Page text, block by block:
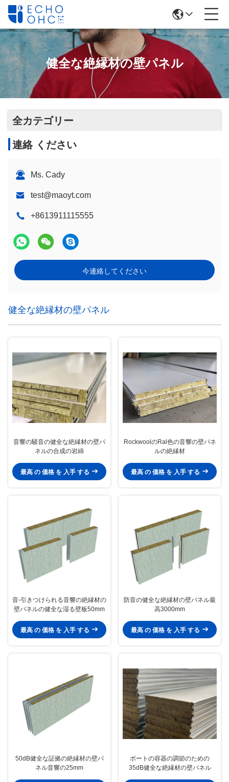
健全な絶縁材の壁パネル
全カテゴリー
連絡 ください
Ms. Cady
test@maoyt.com
+8613911115555
今連絡してください
健全な絶縁材の壁パネル
音響の騒音の健全な絶縁材の壁パ
ネルの合成の岩綿
最高 の 価格 を 入手 する
RockwoolのRal色の音響の壁パネ
ルの絶縁材
最高 の 価格 を 入手 する
音-引きつけられる音響の絶縁材の
壁パネルの健全な湿る壁板50mm
最高 の 価格 を 入手 する
防音の健全な絶縁材の壁パネル最
高3000mm
最高 の 価格 を 入手 する
50dB健全な証拠の絶縁材の壁パ
ネル音響の25mm
ボートの容器の調節のための
35dB健全な絶縁材の壁パネル